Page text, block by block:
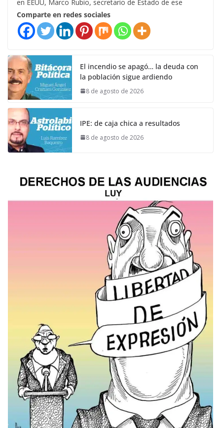
en EEUU, Marco Rubio, secretario de Estado de ese
Comparte en redes sociales
El incendio se apagó… la deuda con
la población sigue ardiendo
8 de agosto de 2026
IPE: de caja chica a resultados
8 de agosto de 2026